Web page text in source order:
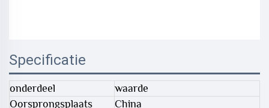
Specificatie
onderdeel
waarde
Oorsprongsplaats
China